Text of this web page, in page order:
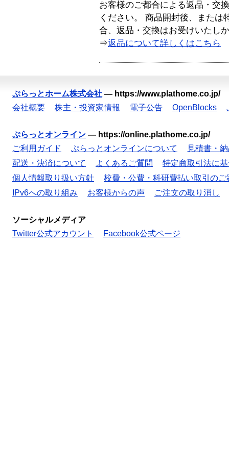
お客様のご都合による返品・交
ください。 商品開封後、または
合、返品・交換はお受けいたし
⇒返品について詳しくはこちら
ぷらっとホーム株式会社 — https://www.plathome.co.jp/
会社概要
株主・投資家情報 電子公告 OpenBlocks
ぷらっとオンライン — https://online.plathome.co.jp/
ご利用ガイド
ぷらっとオンラインについて
見積書・
配送・決済について
よくあるご質問
特定商取引法に
個人情報取り扱い方針
校費・公費・科研費払い取引のご
IPv6への取り組み
お客様からの声 ご注文の取り消し
ソーシャルメディア
Twitter公式アカウント
Facebook公式ページ